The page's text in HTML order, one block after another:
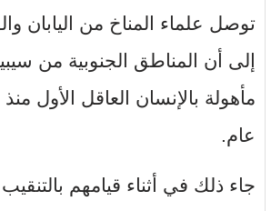
توصل علماء المناخ من اليابان
إلى أن المناطق الجنوبية من
عام.
جاء ذلك في أثناء قيامهم